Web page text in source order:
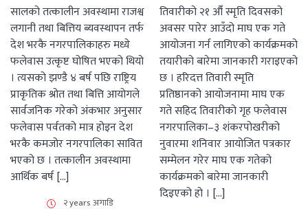
सालको तत्कालीन अवस्थामा राजश्व
लगानी तथा बित्तिय ब्यवस्थापन तर्फ
देश भरकै नगरपालिकाहरु मध्ये
फलेवास उत्कृष्ट घोषित भएको थियो
। त्यसको झण्डै ४ बर्ष पछि राष्ट्रिय
प्राकृतिक श्रोत तथा बित्ति आयोगले
सार्वजनिक गरेको अंकभार अनुसार
फलेवास पर्वतको मात्र होइन देश
भरकै कमजोर नगरपालिका सावित
भएको छ । तत्कालीन अवस्थामा
आर्थिक बर्ष […]
२ years अगाडि
तिवारीको २१ औँ स्मृति दिवसको
अवसर पारेर आउँदो माघ एक गते
आयोजना गर्न लागिएको कार्यक्रमको
तयारीको बारेमा जानकारी गराइएको
छ । हरिदत्त तिवारी स्मृति
प्रतिष्ठानको आयोजनामा माघ एक
गते सहिद तिवारीको गृह फलेवास
नगरपालिका–३ शंकरपोखरीको
नुवारमा शनिवार आयोजित पत्रकार
सम्मेलन गरेर माघ एक गतेको
कार्यक्रमको बारेमा जानकारी
दिइएको हो । […]